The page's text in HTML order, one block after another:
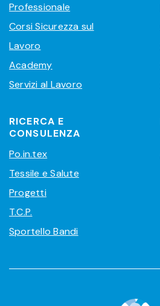
Professionale
Corsi Sicurezza sul
Lavoro
Academy
Servizi al Lavoro
RICERCA E
CONSULENZA
Po.in.tex
Tessile e Salute
Progetti
T.C.P.
Sportello Bandi